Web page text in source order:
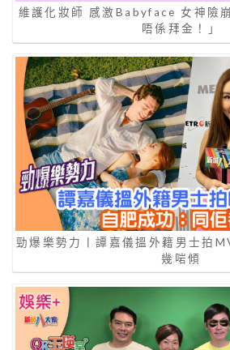
維護化妝師 感激Babyface 女神險
唔係拜金！」
勁爆樂勢力丨譚嘉儀搵外籍男士拍
幾啱傾